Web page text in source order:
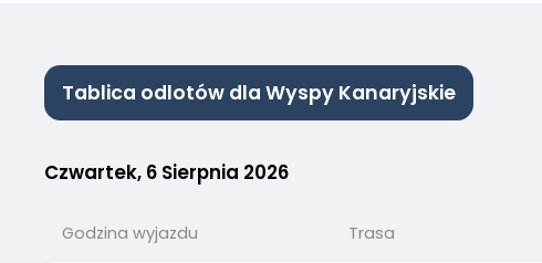
Tablica odlotów dla Wyspy Kanaryjskie
Czwartek, 6 Sierpnia 2026
Godzina wyjazdu Trasa